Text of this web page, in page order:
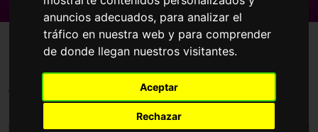
anuncios adecuados, para analizar el
tráfico en nuestra web y para comprender
de donde llegan nuestros visitantes.
Aceptar
Rechazar
Gafas Graduadas
Gafas Deportivas
Lentillas
Accesorios
LentillasExacta
Todas las marcas